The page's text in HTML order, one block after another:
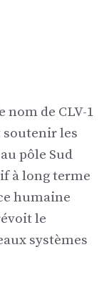
nom de CLV-1
soutenir les
pôle Sud
à long terme
humaine
le
systèmes